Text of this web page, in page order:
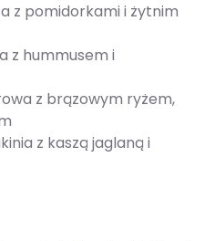
z pomidorkami i żytnim
z hummusem i
z brązowym ryżem,
z kaszą jaglaną i